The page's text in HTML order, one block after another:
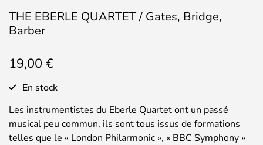
THE EBERLE QUARTET / Gates, Bridge,
Barber
19,00 €
En stock
Les instrumentistes du Eberle Quartet ont un passé
musical peu commun, ils sont tous issus de formations
telles que le « London Philarmonic », « BBC Symphony »